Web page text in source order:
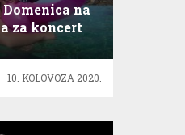
na
za koncert
10. KOLOVOZA 2020.